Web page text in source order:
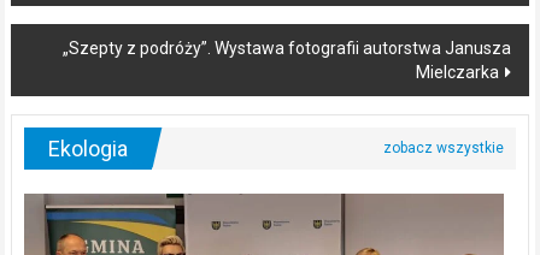
navigation
„Szepty z podróży”. Wystawa fotografii autorstwa Janusza
Mielczarka
Ekologia